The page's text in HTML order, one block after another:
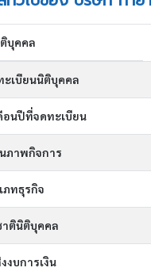
บุคคล
ะเบียนนิติบุคคล
อนปีที่จดทะเบียน
ภาพกิจการ
ภทธุรกิจ
ตินิติบุคคล
งบการเงิน